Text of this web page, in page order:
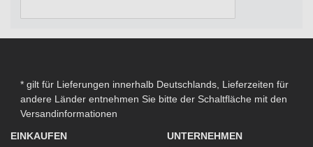
* gilt für Lieferungen innerhalb Deutschlands, Lieferzeiten für
andere Länder entnehmen Sie bitte der Schaltfläche mit den
Versandinformationen
EINKAUFEN
UNTERNEHMEN